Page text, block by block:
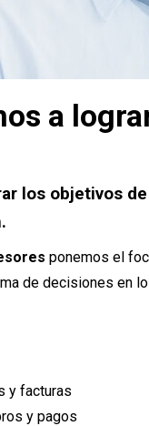
a
los objetivos
ponemos el
de decisiones en
y facturas
y pagos